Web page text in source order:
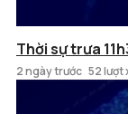
Thời sự trưa
2 ngày trước 52 lượt